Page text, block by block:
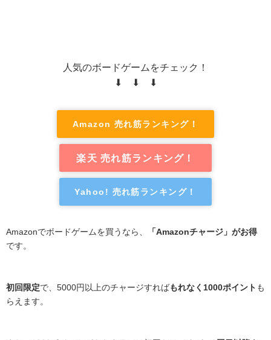
人気のボードゲームをチェック！
⬇ ⬇ ⬇
Amazon 売れ筋ランキング！
楽天 売れ筋ランキング！
Yahoo! 売れ筋ランキング！
Amazonでボードゲームを買うなら、
「Amazonチャージ」がお得
です。
初回限定で、5000円以上のチャージすればもれなく1000ポイント も
らえます。